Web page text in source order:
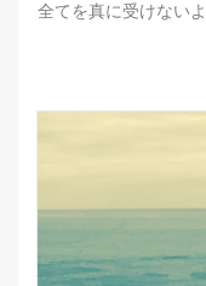
全てを真に受けない